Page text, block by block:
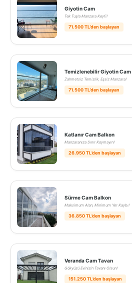
Giyotin Cam
Tek Tuşla Manzara Keyfi!
71.500 TL’den başlayan
Temizlenebilir Giyotin Cam
Zahmetsiz Temizlik, Eşsiz Manzara!
71.500 TL’den başlayan
Katlanır Cam Balkon
Manzaranıza Sınır Koymayın!
26.950 TL’den başlayan
Sürme Cam Balkon
Maksimum Alan, Minimum Yer Kaybı!
36.850 TL’den başlayan
Veranda Cam Tavan
Gökyüzü Evinizin Tavanı Olsun!
151.250 TL’den başlayan